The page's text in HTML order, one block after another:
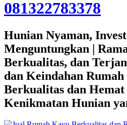
081322783378
Hunian Nyaman,
Menguntungkan |
Berkualitas, dan
dan Keindahan
Berkualitas dan
Kenikmatan Hunian